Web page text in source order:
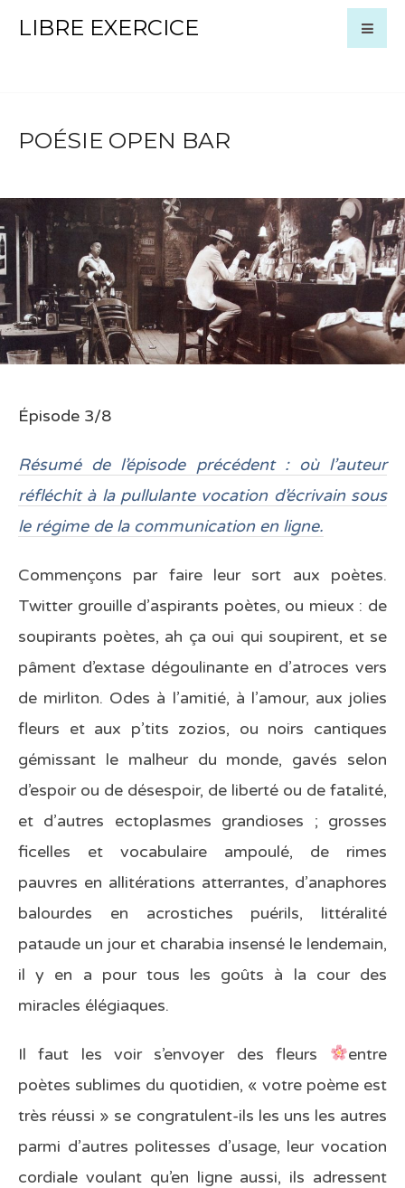
LIBRE EXERCICE
POÉSIE OPEN BAR
Épisode 3/8
Résumé de l’épisode précédent : où l’auteur
réfléchit à la pullulante vocation d’écrivain sous
le régime de la communication en ligne.
Commençons par faire leur sort aux poètes.
Twitter grouille d’aspirants poètes, ou mieux : de
soupirants poètes, ah ça oui qui soupirent, et se
pâment d’extase dégoulinante en d’atroces vers
de mirliton. Odes à l’amitié, à l’amour, aux jolies
fleurs et aux p’tits zozios, ou noirs cantiques
gémissant le malheur du monde, gavés selon
d’espoir ou de désespoir, de liberté ou de fatalité,
et d’autres ectoplasmes grandioses ; grosses
ficelles et vocabulaire ampoulé, de rimes
pauvres en allitérations atterrantes, d’anaphores
balourdes en acrostiches puérils, littéralité
pataude un jour et charabia insensé le lendemain,
il y en a pour tous les goûts à la cour des
miracles élégiaques.
Il faut les voir s’envoyer des fleurs
entre
poètes sublimes du quotidien, « votre poème est
très réussi » se congratulent-ils les uns les autres
parmi d’autres politesses d’usage, leur vocation
cordiale voulant qu’en ligne aussi, ils adressent